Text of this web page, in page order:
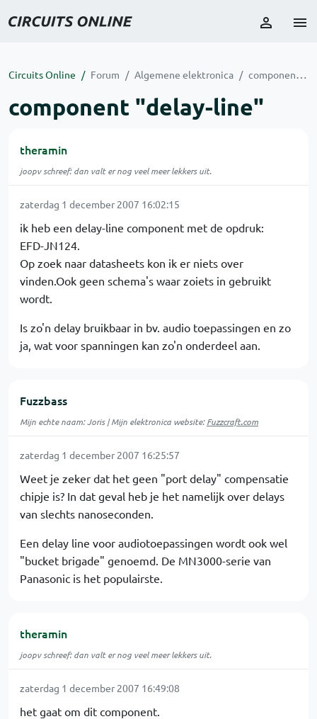
Circuits Online Forum Algemene elektronica component "delay-line"
component "delay-line"
theramin
joopv schreef: dan valt er nog veel meer lekkers uit.
zaterdag 1 december 2007 16:02:15
ik heb een delay-line component met de opdruk:
EFD-JN124.
Op zoek naar datasheets kon ik er niets over
vinden.Ook geen schema's waar zoiets in gebruikt
wordt.
Is zo'n delay bruikbaar in bv. audio toepassingen en zo
ja, wat voor spanningen kan zo'n onderdeel aan.
Fuzzbass
Mijn echte naam: Joris | Mijn elektronica website:Fuzzcraft.com
zaterdag 1 december 2007 16:25:57
Weet je zeker dat het geen "port delay" compensatie
chipje is? In dat geval heb je het namelijk over delays
van slechts nanoseconden.
Een delay line voor audiotoepassingen wordt ook wel
"bucket brigade" genoemd. De MN3000-serie van
Panasonic is het populairste.
theramin
joopv schreef: dan valt er nog veel meer lekkers uit.
zaterdag 1 december 2007 16:49:08
het gaat om dit component.